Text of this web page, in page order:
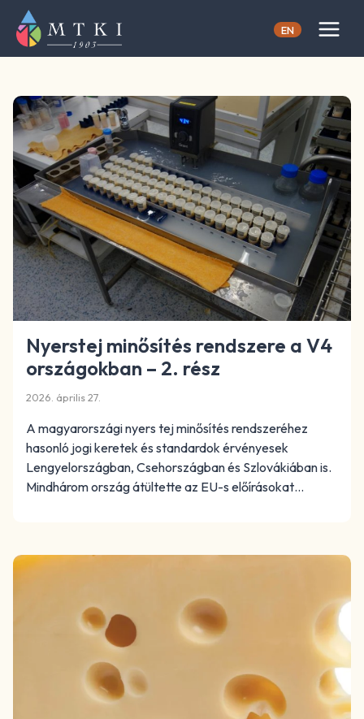
content
EN
Nyerstej minősítés rendszere a V4
országokban – 2. rész
2026. április 27.
A magyarországi nyers tej minősítés rendszeréhez
hasonló jogi keretek és standardok érvényesek
Lengyelországban, Csehországban és Szlovákiában is.
Mindhárom ország átültette az EU-s előírásokat…